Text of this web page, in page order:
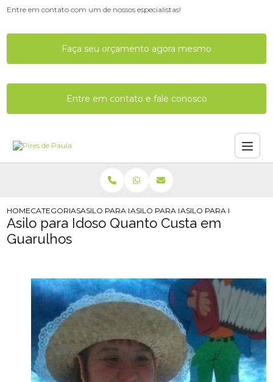
Entre em contato com um de nossos especialistas!
Faça seu orçamento agora mesmo
Entre em contato e fale conosco
HOMECATEGORIASASILO PARA IDOSOASILO PARA IDOSOSASILO PARA IDOSO
Asilo para Idoso Quanto Custa em
Guarulhos